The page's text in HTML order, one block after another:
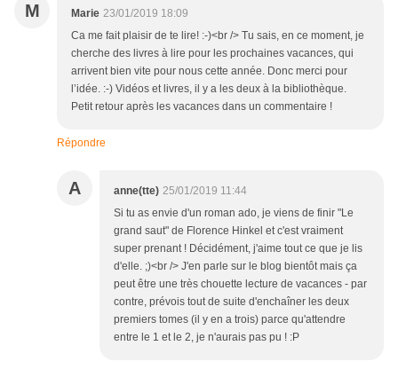
M Marie 23/01/2019 18:09
Ca me fait plaisir de te lire! :-)<br /> Tu sais, en ce moment, je
cherche des livres à lire pour les prochaines vacances, qui
arrivent bien vite pour nous cette année. Donc merci pour
l’idée. :-) Vidéos et livres, il y a les deux à la bibliothèque.
Petit retour après les vacances dans un commentaire !
Répondre
A anne(tte) 25/01/2019 11:44
Si tu as envie d'un roman ado, je viens de finir "Le
grand saut" de Florence Hinkel et c'est vraiment
super prenant ! Décidément, j'aime tout ce que je lis
d'elle. ;)<br /> J'en parle sur le blog bientôt mais ça
peut être une très chouette lecture de vacances - par
contre, prévois tout de suite d'enchaîner les deux
premiers tomes (il y en a trois) parce qu'attendre
entre le 1 et le 2, je n'aurais pas pu ! :P